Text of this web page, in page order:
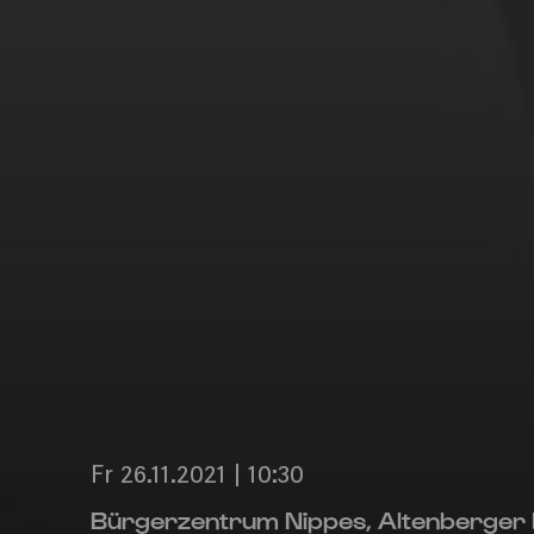
Fr 26.11.2021 | 10:30
Bürgerzentrum Nippes, Altenberger